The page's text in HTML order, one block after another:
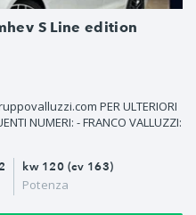
S Line edition
PER ULTERIORI
NUMERI: - FRANCO VALLUZZI:
kw 120 (cv 163)
Potenza